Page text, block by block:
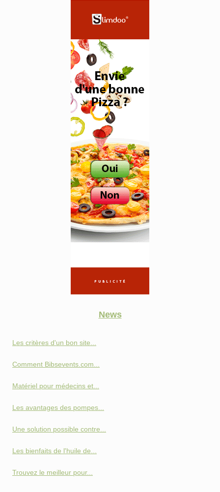
News
Les critères d'un bon site...
Comment Bibsevents.com...
Matériel pour médecins et...
Les avantages des pompes...
Une solution possible contre...
Les bienfaits de l'huile de...
Trouvez le meilleur pour...